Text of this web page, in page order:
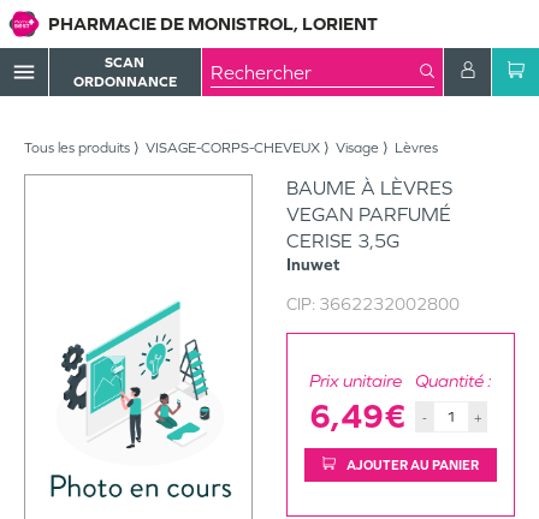
PHARMACIE DE MONISTROL, LORIENT
menu
SCAN
ORDONNANCE
Tous les produits VISAGE-CORPS-CHEVEUX Visage Lèvres
BAUME À LÈVRES
VEGAN PARFUMÉ
CERISE 3,5G
Inuwet
CIP: 3662232002800
Prix unitaire
6,49€
Quantité :
- +
AJOUTER AU PANIER